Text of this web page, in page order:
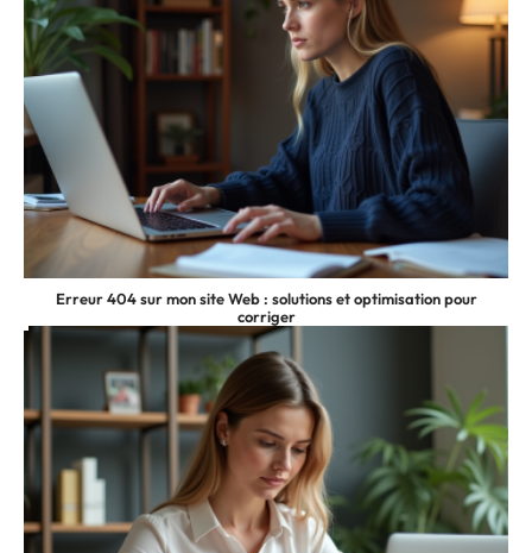
Erreur 404 sur mon site Web : solutions et optimisation pour
corriger